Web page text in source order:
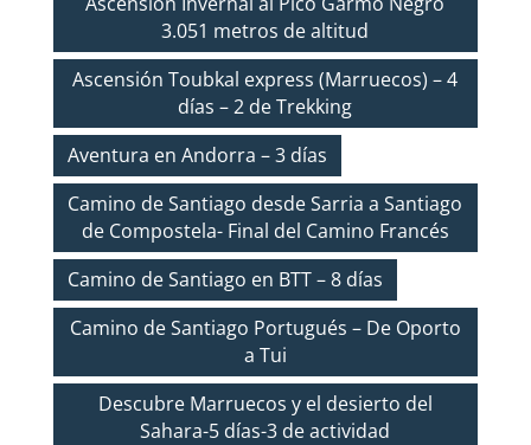
3.051 metros de altitud
Ascensión Toubkal express (Marruecos) – 4
días – 2 de Trekking
Aventura en Andorra – 3 días
Camino de Santiago desde Sarria a Santiago
de Compostela- Final del Camino Francés
Camino de Santiago en BTT – 8 días
Camino de Santiago Portugués – De Oporto
a Tui
Descubre Marruecos y el desierto del
Sahara-5 días-3 de actividad